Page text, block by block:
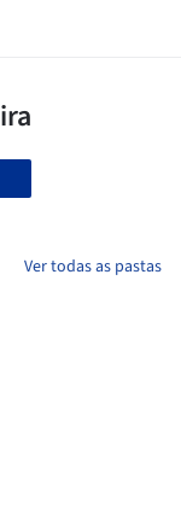
Ver todas as pastas